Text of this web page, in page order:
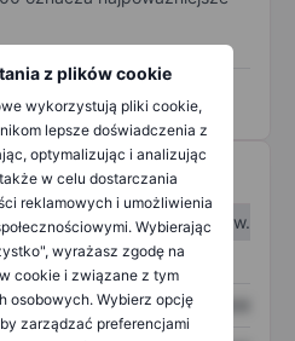
z plików cookie
wykorzystują pliki cookie,
lepsze doświadczenia z
optymalizując i analizując
w celu dostarczania
reklamowych i umożliwienia
Wybierając
wyrażasz zgodę na
cookie i związane z tym
osobowych. Wybierz opcję
zarządzać preferencjami
ESG.
/
W I kw.
W II kw.
XXXXXXX XXXXXXX